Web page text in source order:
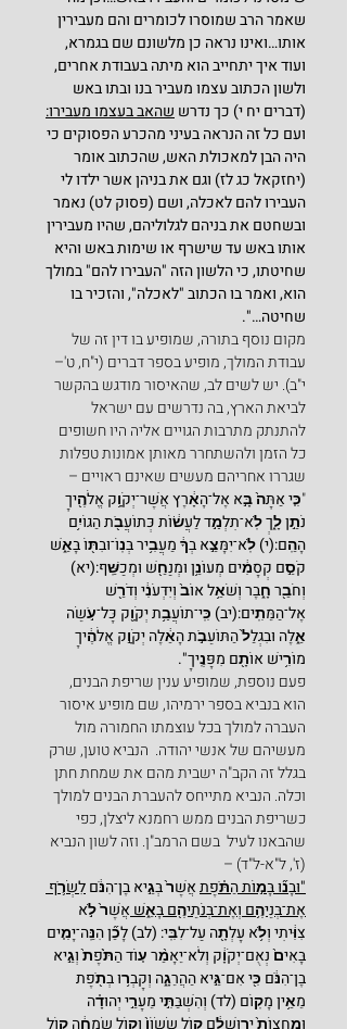
שאמר הרב שמוסרו לכומרים והם מעבירין
אותו…ואינו נראה כן מלשונם שם בגמרא,
ועוד איך יתחייב הוא מיתה בעבודת אחרים,
ולשון הכתוב עצמו מעביר בנו ובתו באש
(דברים יח י) כך נדרש שהאב בעצמו מעבירו:
ועם כל זה הנראה בעיני מהכרע הפסוקים כי
היה הבן למאכולת האש, שהכתוב אומר
(יחזקאל כג לז) וגם את בניהן אשר ילדו לי
העבירו להם לאכלה, ושם (פסוק לט) נאמר
ובשחטם את בניהם לגלוליהם, שהיו מעבירין
אותו באש עד שישרף או שימות באש והיא
שחיטתו, כי הלשון הזה "העבירו להם" במולך
הוא, ואמר בו הכתוב "לאכלה", והזכיר בו
שחיטה…".
מקום נוסף בתורה, שמופיע בו דין זה של
עבודת המולך, מופיע בספר דברים (י"ח, ט'–
י"ב). יש לשים לב, שהאיסור מודגש בהקשר
לביאת הארץ, בה נדרשים עם ישראל
להתנתק מתרבות הגויים אליה היו חשופים
כל הזמן ולהשתחרר מאותן אמונות טפלות
שגררו אחריהם מעשים שאינם ראויים –
"כִּ֤י אַתָּה֙ בָּ֣א אֶל־הָאָ֔רֶץ אֲשֶׁר־יְקֹוָ֥ק אֱלֹהֶ֖יךָ
נֹתֵ֣ן לָ֑ךְ לֹֽא־תִלְמַ֣ד לַעֲשׂ֔וֹת כְּתוֹעֲבֹ֖ת הַגּוֹיִ֥ם
הָהֵֽם:(י) לֹֽא־יִמָּצֵ֣א בְךָ֔ מַעֲבִ֥יר בְּנֽוֹ־וּבִתּ֖וֹ בָּאֵ֑שׁ
קֹסֵ֣ם קְסָמִ֔ים מְעוֹנֵ֥ן וּמְנַחֵ֖שׁ וּמְכַשֵּֽׁף:(יא)
וְחֹבֵ֖ר חָ֑בֶר וְשֹׁאֵ֥ל אוֹב֙ וְיִדְּעֹנִ֔י וְדֹרֵ֖שׁ
אֶל־הַמֵּתִֽים:(יב) כִּֽי־תוֹעֲבַ֥ת יְקֹוָ֖ק כָּל־עֹ֣שֵׂה
אֵ֑לֶּה וּבִגְלַל֙ הַתּוֹעֵבֹ֣ת הָאֵ֔לֶּה יְקֹוָ֣ק אֱלֹהֶ֔יךָ
מוֹרִ֥ישׁ אוֹתָ֖ם מִפָּנֶֽיךָ".
פעם נוספת, שמופיע ענין שריפת הבנים,
הוא בנביא בספר ירמיהו, שם מופיע איסור
העברה למולך בכל עוצמתו החמורה מול
מעשיהם של אנשי יהודה.  הנביא טוען, שרק
בגלל זה הקב"ה ישבית מהם את שמחת חתן
וכלה. הנביא מתייחס להעברת הבנים למולך
כשריפת הבנים ממש רחמנא ליצלן, כפי
שהבאנו לעיל  בשם הרמב"ן. וזה לשון הנביא
(ז', ל"א-ל"ד) –
"וּבָנ֞וּ בָּמ֣וֹת הַתֹּ֗פֶת אֲשֶׁר֙ בְּגֵ֣יא בֶן־הִנֹּ֔ם לִשְׂרֹ֛ף
אֶת־בְּנֵיהֶ֥ם וְאֶת־בְּנֹתֵיהֶ֖ם בָּאֵ֑שׁ אֲשֶׁר֙ לֹ֣א
צִוִּ֔יתִי וְלֹ֥א עָלְתָ֖ה עַל־לִבִּֽי: (לב) לָכֵ֞ן הִנֵּֽה־יָמִ֤ים
בָּאִים֙ נְאֻם־יְקֹוָ֔ק וְלֹא־יֵאָמֵ֨ר ע֤וֹד הַתֹּ֙פֶת֙ וְגֵ֣יא
בֶן־הִנֹּ֔ם כִּ֖י אִם־גֵּ֣יא הַהֲרֵגָ֑ה וְקָבְר֥וּ בְתֹ֖פֶת
מֵאֵ֥ין מָקֽוֹם (לד) וְהִשְׁבַּתִּ֣י מֵעָרֵ֣י יְהוּדָ֗ה
וּמֵֽחֻצוֹת֙ יְר֣וּשָׁלִַ֔ם ק֤וֹל שָׂשׂוֹן֙ וְק֣וֹל שִׂמְחָ֔ה ק֥וֹל